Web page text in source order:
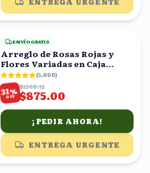
ENVÍO GRATIS
Arreglo de Rosas Rojas y
Flores Variadas en Caja
Blanca
(5,000)
31%
OFF
$1268.12
$875.00
¡PEDIR AHORA!
ENTREGA URGENTE